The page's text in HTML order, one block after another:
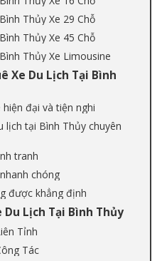
Thủy Xe 29 Chỗ
Thủy Xe 45 Chỗ
Thủy Xe Limousine
Xe Du Lịch Tại Bình
đại và tiện nghi
lịch tại Bình Thủy chuyên
tranh
chóng
được khẳng định
Du Lịch Tại Bình Thủy
Tỉnh
Tác